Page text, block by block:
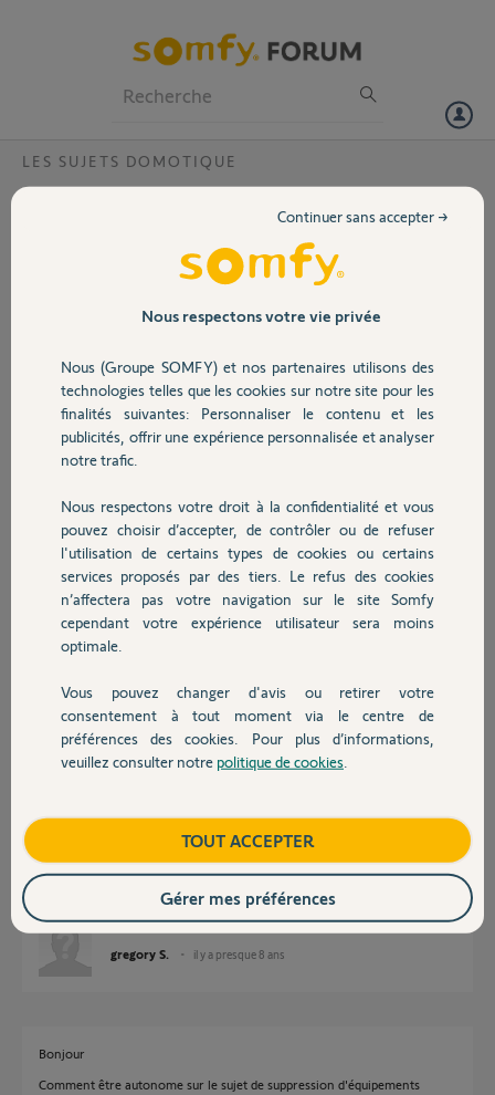
Volet
Sécurité
Domotique
Chauffage
Autres produits
Devis avec un pro
Contact
LES SUJETS DOMOTIQUE
J'ai une telecommande relai et j'ai essayé d'appairer ma tahoma a
exist RTS 15055180 mais je le vois pas dans l'interface pour le
supprimer
merci pour votre aide
il y a presque 8 ans
Participer au fil de discussion
Réponses
Bonsoir Gregory
laissez ici le pin de votre Tahoma pour qu'un Yellow puisse vous aider.
Bonne soirée !
Voici le pin : 1207-1198-6502
gregory S. il y a presque 8 ans
Bonjour
Comment être autonome sur le sujet de suppression d'équipements
Nous respectons votre vie privée
Nous (Groupe SOMFY) et nos partenaires utilisons des
technologies telles que les cookies sur notre site pour les
finalités suivantes: Personnaliser le contenu et les
publicités, offrir une expérience personnalisée et analyser
notre trafic.
Nous respectons votre droit à la confidentialité et vous
pouvez choisir d’accepter, de contrôler ou de refuser
l'utilisation de certains types de cookies ou certains
services proposés par des tiers. Le refus des cookies
n’affectera pas votre navigation sur le site Somfy
cependant votre expérience utilisateur sera moins
optimale.
Vous pouvez changer d'avis ou retirer votre
consentement à tout moment via le centre de
préférences des cookies. Pour plus d’informations,
veuillez consulter notre politique de cookies
Continuer sans accepter →
TOUT ACCEPTER
Gérer mes préférences